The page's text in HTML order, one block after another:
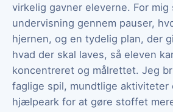
virkelig gavner eleverne. For mig
undervisning gennem pauser,
hjernen, og en tydelig plan, der
hvad der skal laves, så eleven
koncentreret og målrettet. Jeg
faglige spil, mundtlige aktiviteter
hjælpeark for at gøre stoffet